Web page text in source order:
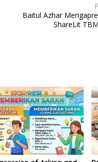
Baitul Azhar
ShareLit